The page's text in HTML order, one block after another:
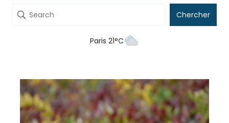
Chercher
Paris 21°C